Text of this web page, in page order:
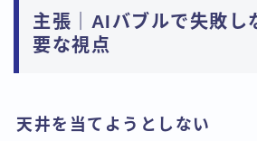
主張｜AIバブルで失敗し
要な視点
天井を当てようとしない